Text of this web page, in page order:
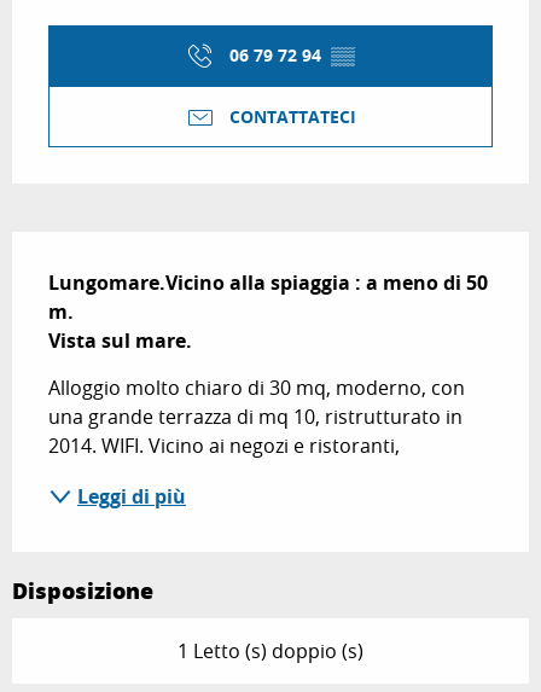
06 79 72 94 ▒▒
CONTATTATECI
Lungomare.Vicino alla spiaggia : a meno di 50
m.
Vista sul mare.
Alloggio molto chiaro di 30 mq, moderno, con
una grande terrazza di mq 10, ristrutturato in
2014. WIFI. Vicino ai negozi e ristoranti,
Leggi di più
Disposizione
1 Letto (s) doppio (s)